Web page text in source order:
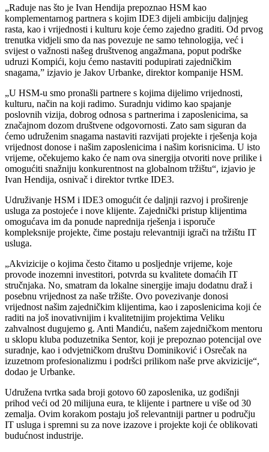
„Raduje nas što je Ivan Hendija prepoznao HSM kao
komplementarnog partnera s kojim IDE3 dijeli ambiciju daljnjeg
rasta, kao i vrijednosti i kulturu koje ćemo zajedno graditi. Od prvog
trenutka vidjeli smo da nas povezuje ne samo tehnologija, već i
svijest o važnosti našeg društvenog angažmana, poput podrške
udruzi Kompići, koju ćemo nastaviti podupirati zajedničkim
snagama,” izjavio je Jakov Urbanke, direktor kompanije HSM.
„U HSM-u smo pronašli partnere s kojima dijelimo vrijednosti,
kulturu, način na koji radimo. Suradnju vidimo kao spajanje
poslovnih vizija, dobrog odnosa s partnerima i zaposlenicima, sa
značajnom dozom društvene odgovornosti. Zato sam siguran da
ćemo udruženim snagama nastaviti razvijati projekte i rješenja koja
vrijednost donose i našim zaposlenicima i našim korisnicima. U isto
vrijeme, očekujemo kako će nam ova sinergija otvoriti nove prilike i
omogućiti snažniju konkurentnost na globalnom tržištu“, izjavio je
Ivan Hendija, osnivač i direktor tvrtke IDE3.
Udruživanje HSM i IDE3 omogućit će daljnji razvoj i proširenje
usluga za postojeće i nove klijente. Zajednički pristup klijentima
omogućava im da ponude naprednija rješenja i isporuče
kompleksnije projekte, čime postaju relevantniji igrači na tržištu IT
usluga.
„Akvizicije o kojima često čitamo u posljednje vrijeme, koje
provode inozemni investitori, potvrda su kvalitete domaćih IT
stručnjaka. No, smatram da lokalne sinergije imaju dodatnu draž i
posebnu vrijednost za naše tržište. Ovo povezivanje donosi
vrijednost našim zajedničkim klijentima, kao i zaposlenicima koji će
raditi na još inovativnijim i kvalitetnijim projektima Veliku
zahvalnost dugujemo g. Anti Mandiću, našem zajedničkom mentoru
u sklopu kluba poduzetnika Sentor, koji je prepoznao potencijal ove
suradnje, kao i odvjetničkom društvu Dominiković i Osrečak na
izuzetnom profesionalizmu i podršci prilikom naše prve akvizicije“,
dodao je Urbanke.
Udružena tvrtka sada broji gotovo 60 zaposlenika, uz godišnji
prihod veći od 20 milijuna eura, te klijente i partnere u više od 30
zemalja. Ovim korakom postaju još relevantniji partner u području
IT usluga i spremni su za nove izazove i projekte koji će oblikovati
budućnost industrije.